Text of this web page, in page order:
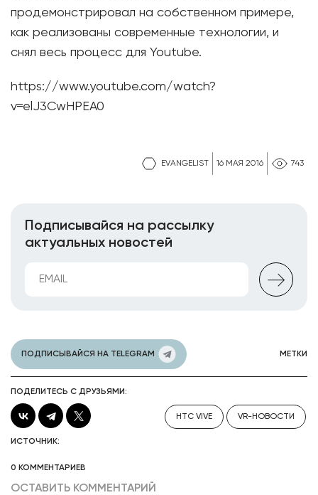
EVANGELIST 16 МАЯ 2016 743
продемонстрировал на собственном примере,
как реализованы современные технологии, и
снял весь процесс для Youtube.
https://www.youtube.com/watch?
v=elJ3CwHPEA0
Подписывайся на рассылку
актуальных новостей
ПОДПИСЫВАЙСЯ НА TELEGRAM МЕТКИ
ПОДЕЛИТЕСЬ С ДРУЗЬЯМИ:
HTC VIVE VR-НОВОСТИ
ИСТОЧНИК:
0 КОММЕНТАРИЕВ
ОСТАВИТЬ КОММЕНТАРИЙ